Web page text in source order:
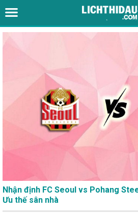
Nhận định FC Seoul vs Pohang
Ưu thế sân nhà